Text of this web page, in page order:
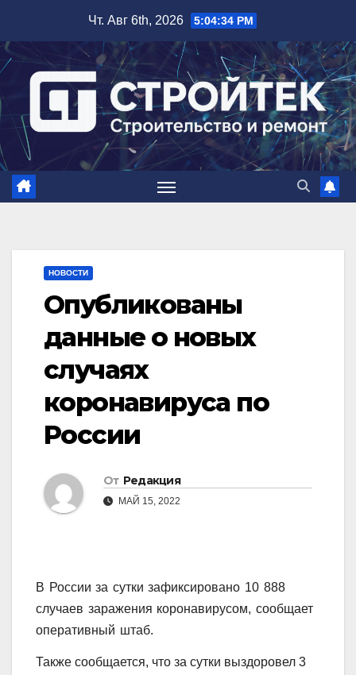
содержимому
Чт. Авг 6th, 2026 5:04:34 PM
НОВОСТИ
Опубликованы
данные о новых
случаях
коронавируса по
России
От Редакция
МАЙ 15, 2022
В России за сутки зафиксировано 10 888
случаев заражения коронавирусом, сообщает
оперативный штаб.
Также сообщается, что за сутки выздоровел 3